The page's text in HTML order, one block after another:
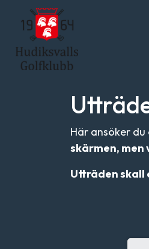
Här ansöker
skärmen, men
Utträden skall